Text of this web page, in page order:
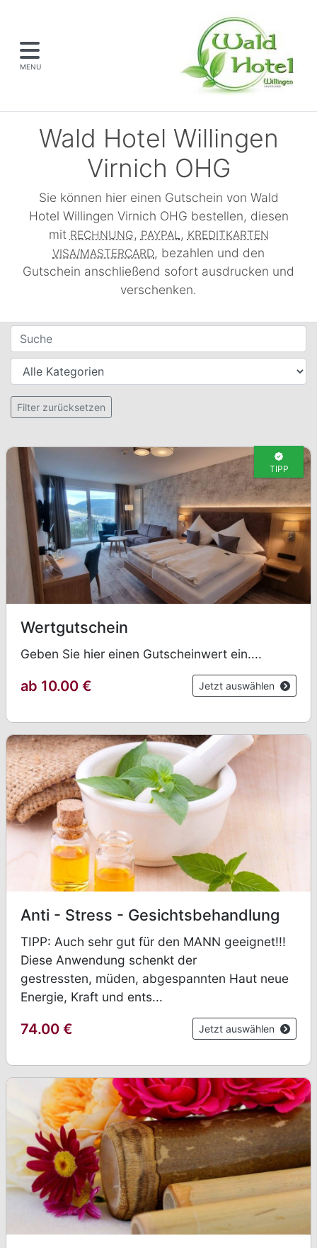
MENU
Wald Hotel Willingen
Virnich OHG
Sie können hier einen Gutschein von Wald
Hotel Willingen Virnich OHG bestellen, diesen
mit RECHNUNG, PAYPAL, KREDITKARTEN
VISA/MASTERCARD, bezahlen und den
Gutschein anschließend sofort ausdrucken und
verschenken.
Filter für Gutscheine
Suche
Kategorien
Filter zurücksetzen
Setzt alle Filter zurück
TIPP
Wertgutschein
Geben Sie hier einen Gutscheinwert ein....
ab 10.00 € Jetzt auswählen
Anti - Stress - Gesichtsbehandlung
TIPP: Auch sehr gut für den MANN geeignet!!!
Diese Anwendung schenkt der
gestressten, müden, abgespannten Haut neue
Energie, Kraft und ents...
74.00 € Jetzt auswählen